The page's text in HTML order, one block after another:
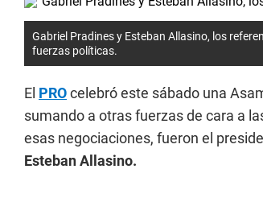
Gabriel Pradines y Esteban Allasino, los
fuerzas políticas.
El PROcelebró este sábado una
sumando a otras fuerzas de cara a
esas negociaciones, fueron el
Esteban Allasino.